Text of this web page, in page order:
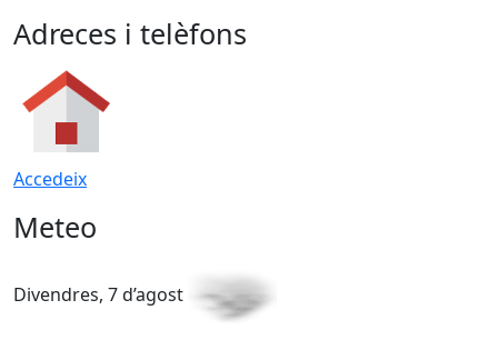
Adreces i telèfons
Accedeix
Meteo
Divendres, 7 d’agost